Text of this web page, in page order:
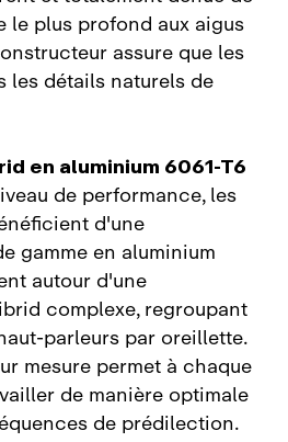
le plus profond aux aigus
assure que les
les détails naturels de
en aluminium 6061-T6
de performance, les
d'une
gamme en aluminium
autour d'une
complexe, regroupant
par oreillette.
mesure permet à chaque
de manière optimale
de prédilection.